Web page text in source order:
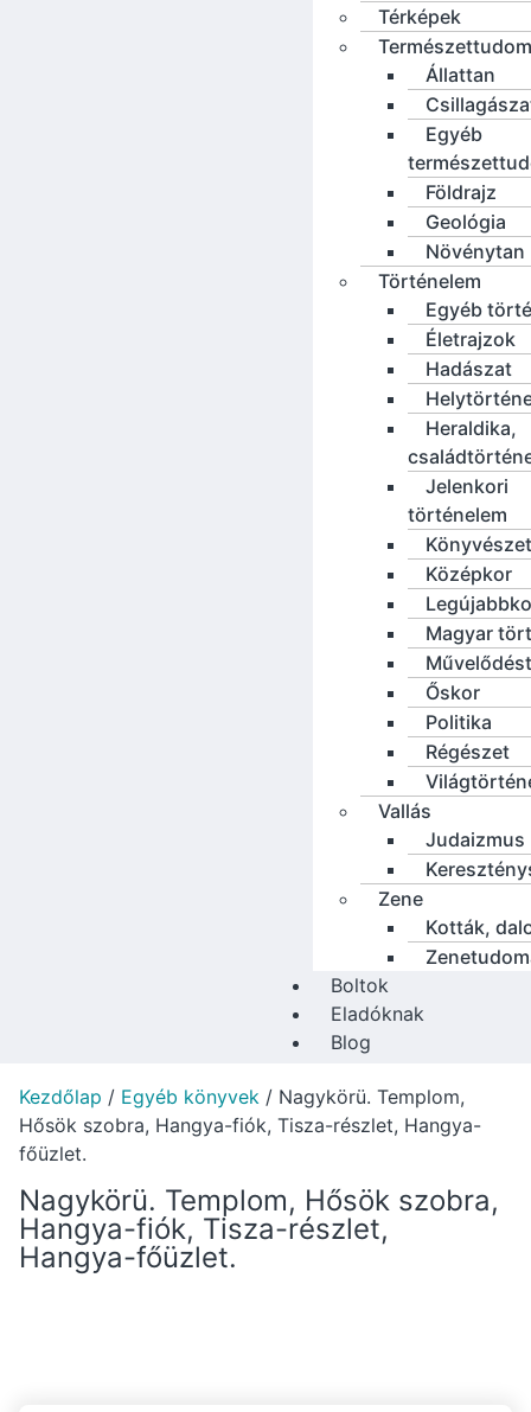
Térképek
Állattan
Egyéb
Földrajz
Geológia
Növénytan
Történelem
Egyéb
Életrajzok
Hadászat
Heraldika,
Jelenkori
történelem
Könyvészet
Középkor
Magyar
Őskor
Politika
Régészet
Vallás
Judaizmus
Zene
Kották,
Boltok
Eladóknak
Blog
Kezdőlap / Egyéb könyvek / Nagykörü. Templom,
Hősök szobra, Hangya-fiók, Tisza-részlet, Hangya-
főüzlet.
Nagykörü. Templom, Hősök szobra,
Hangya-fiók, Tisza-részlet,
Hangya-főüzlet.